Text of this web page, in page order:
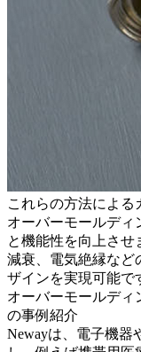
これらの方法による
オーバーモールディ
と機能性を向上させ
減衰、電気絶縁など
ザインを実現可能で
オーバーモールディ
の事例紹介
Newayは、電子機器